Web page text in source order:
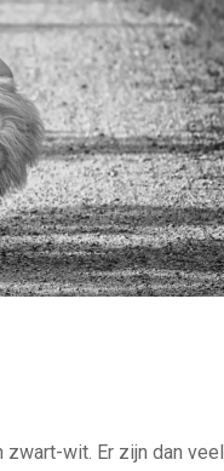
zwart-wit. Er zijn dan veel